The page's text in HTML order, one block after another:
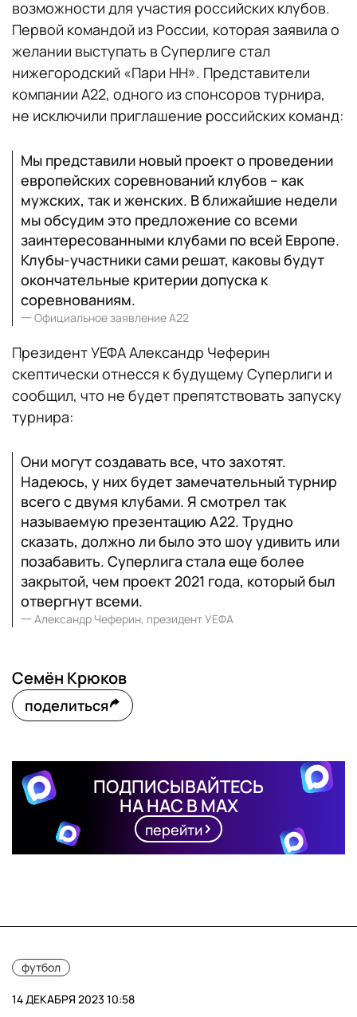
возможности для участия российских клубов.
Первой командой из России, которая заявила о
желании выступать в Суперлиге стал
нижегородский «Пари НН». Представители
компании A22, одного из спонсоров турнира,
не исключили приглашение российских команд:
Мы представили новый проект о проведении
европейских соревнований клубов – как
мужских, так и женских. В ближайшие недели
мы обсудим это предложение со всеми
заинтересованными клубами по всей Европе.
Клубы-участники сами решат, каковы будут
окончательные критерии допуска к
соревнованиям.
一 Официальное заявление A22
Президент УЕФА Александр Чеферин
скептически отнесся к будущему Суперлиги и
сообщил, что не будет препятствовать запуску
турнира:
Они могут создавать все, что захотят.
Надеюсь, у них будет замечательный турнир
всего с двумя клубами. Я смотрел так
называемую презентацию A22. Трудно
сказать, должно ли было это шоу удивить или
позабавить. Суперлига стала еще более
закрытой, чем проект 2021 года, который был
отвергнут всеми.
一 Александр Чеферин, президент УЕФА
Семён Крюков
поделиться
ПОДПИСЫВАЙТЕСЬ
НА НАС В MAX
перейти
футбол
14 ДЕКАБРЯ 2023 10:58